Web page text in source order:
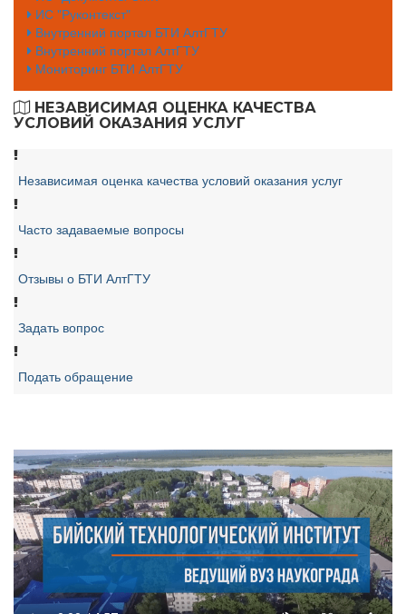
ИС "Руконтекст"
Внутренний портал БТИ АлтГТУ
Внутренний портал АлтГТУ
Мониторинг БТИ АлтГТУ
НЕЗАВИСИМАЯ ОЦЕНКА КАЧЕСТВА
УСЛОВИЙ ОКАЗАНИЯ УСЛУГ
Независимая оценка качества условий оказания услуг
Часто задаваемые вопросы
Отзывы о БТИ АлтГТУ
Задать вопрос
Подать обращение